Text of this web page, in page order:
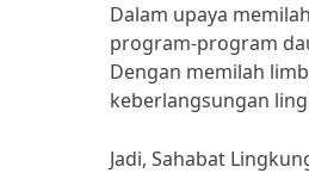
Dalam upaya
program-program
Dengan memilah
keberlangsungan
Jadi, Sahabat